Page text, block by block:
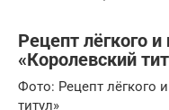
Рецепт лёгкого
«Королевский
Фото: Рецепт лёгкого
титул»